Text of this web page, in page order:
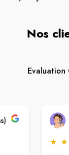
Nos
Evaluation
★ ★